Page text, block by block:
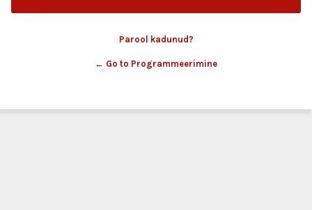
Parool kadunud?
← Go to Programmeerimine